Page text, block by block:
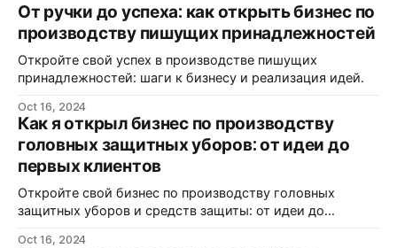
От ручки до успеха: как открыть бизнес по
производству пишущих принадлежностей
Откройте свой успех в производстве пишущих
принадлежностей: шаги к бизнесу и реализация идей.
Oct 16, 2024
Как я открыл бизнес по производству
головных защитных уборов: от идеи до
первых клиентов
Откройте свой бизнес по производству головных
защитных уборов и средств защиты: от идеи до
Oct 16, 2024